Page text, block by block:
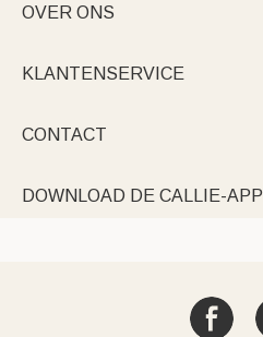
OVER ONS
KLANTENSERVICE
CONTACT
DOWNLOAD DE CALLIE-APP